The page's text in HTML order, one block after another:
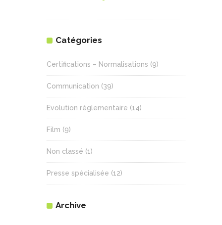
Catégories
Certifications – Normalisations (9)
Communication (39)
Evolution réglementaire (14)
Film (9)
Non classé (1)
Presse spécialisée (12)
Archive